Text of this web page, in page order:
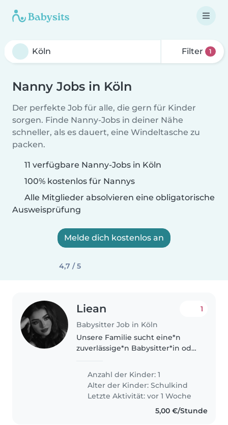
Filter 1
Nanny Jobs in Köln
Der perfekte Job für alle, die gern für Kinder
sorgen. Finde Nanny-Jobs in deiner Nähe
schneller, als es dauert, eine Windeltasche zu
packen.
11 verfügbare Nanny-Jobs in Köln
100% kostenlos für Nannys
Alle Mitglieder absolvieren eine obligatorische
Ausweisprüfung
Melde dich kostenlos an
4,7 / 5
Liean
Babysitter Job in Köln
1
Unsere Familie sucht eine*n
zuverlässige*n Babysitter*in oder
Kind – freundlich, liebevoll und
intelligent. Sie/Er sollte Deutsch
sprechen. Wir freuen..
Anzahl der Kinder: 1
Alter der Kinder:Schulkind
Letzte Aktivität: vor 1 Woche
5,00 €/Stunde